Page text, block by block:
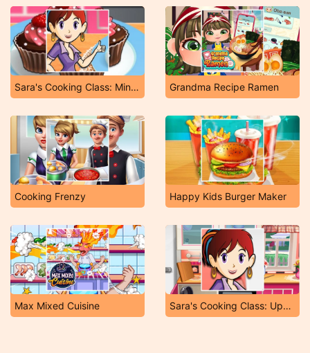
Sara's Cooking Class: Mini Pop Tarts Grandma Recipe Ramen
Cooking Frenzy Happy Kids Burger Maker
Max Mixed Cuisine Sara's Cooking Class: Upside Down Cake